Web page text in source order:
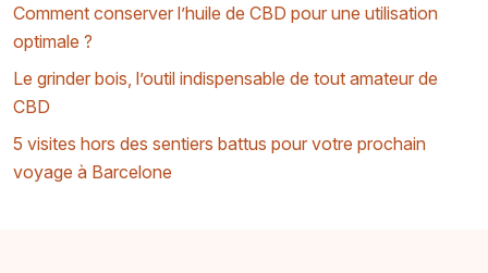
Comment conserver l’huile de CBD pour une utilisation
optimale ?
Le grinder bois, l’outil indispensable de tout amateur de
CBD
5 visites hors des sentiers battus pour votre prochain
voyage à Barcelone